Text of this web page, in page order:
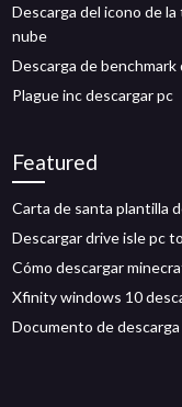
Descarga del icono de
nube
Descarga de
Plague inc descargar pc
Featured
Carta de santa plantilla
Descargar drive isle pc
Cómo descargar
Xfinity windows 10
Documento de